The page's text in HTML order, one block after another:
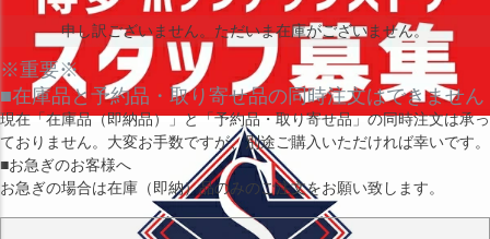
申し訳ございません。ただいま在庫がございません。
※重要※
■在庫品と予約品・取り寄せ品の同時注文はできません
現在「在庫品（即納品）」と「予約品・取り寄せ品」の同時注文は承っ
ておりません。大変お手数ですが、別途ご購入いただければ幸いです。
■お急ぎのお客様へ
お急ぎの場合は在庫（即納）品のみのご注文をお願い致します。